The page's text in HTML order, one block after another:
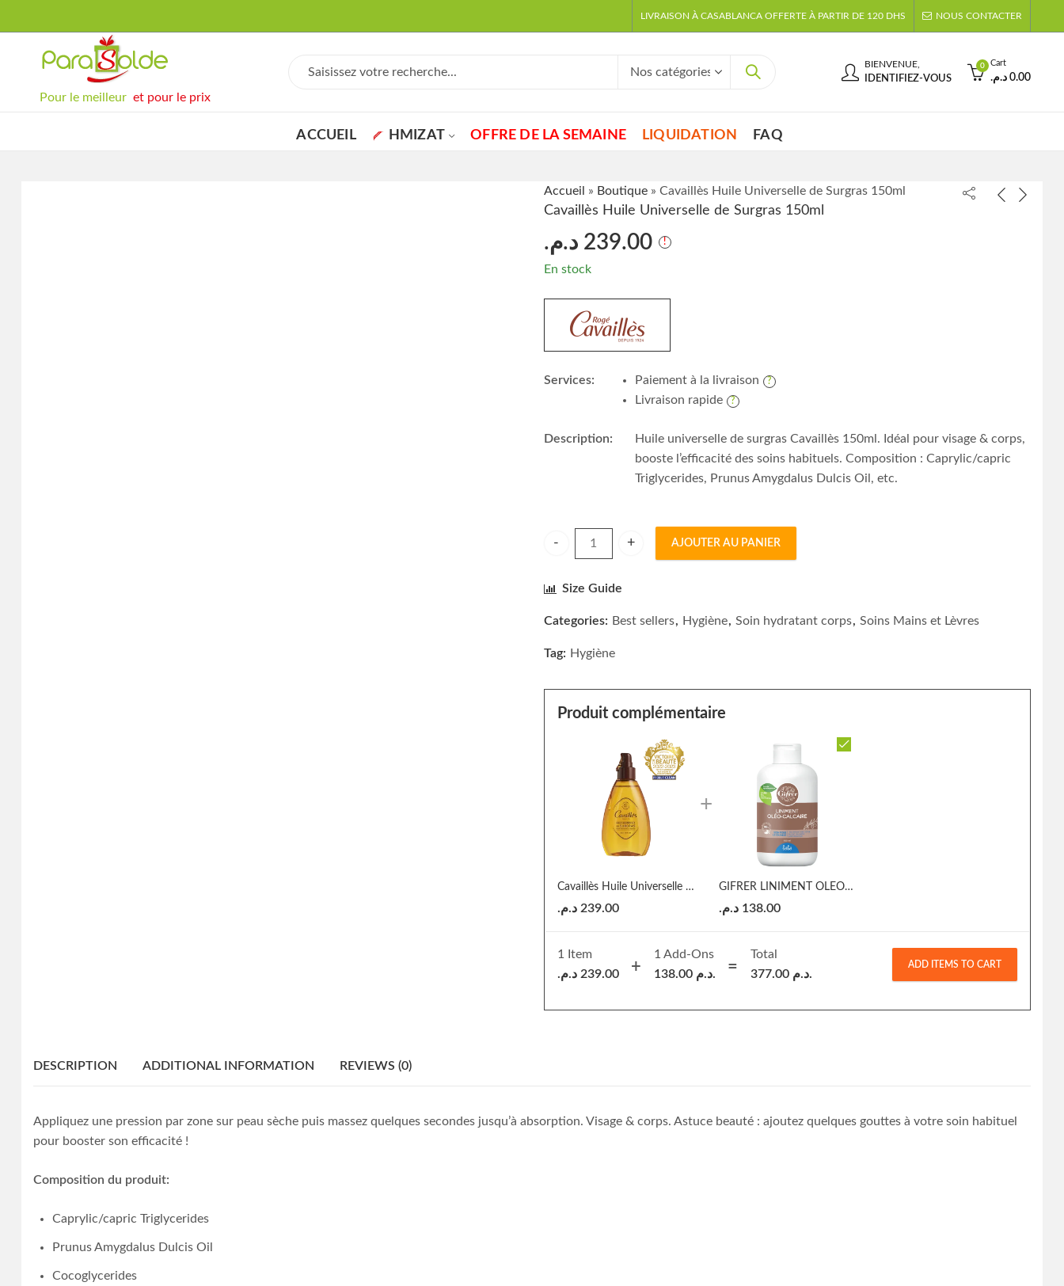
LIVRAISON À CASABLANCA OFFERTE À PARTIR DE 120 DHS NOUS CONTACTER
Pour le meilleur et pour le prix
BIENVENUE,
IDENTIFIEZ-VOUS
0 Cart
0.00 د.م.
ACCUEIL HMIZAT OFFRE DE LA SEMAINE LIQUIDATION FAQ
Accueil » Boutique» Cavaillès Huile Universelle de Surgras 150ml
Cavaillès Huile Universelle de Surgras 150ml
239.00 د.م.
En stock
Services:
Paiement à la livraison
Livraison rapide
Description:
Huile universelle de surgras Cavaillès 150ml. Idéal pour visage & corps,
booste l’efficacité des soins habituels. Composition : Caprylic/capric
Triglycerides, Prunus Amygdalus Dulcis Oil, etc.
AJOUTER AU PANIER
Size Guide
Categories: Best sellers, Hygiène, Soin hydratant corps, Soins Mains et Lèvres
Tag: Hygiène
Produit complémentaire
Cavaillès Huile Universelle de Surgras 150ml
239.00 د.م.
GIFRER LINIMENT OLEO-CALCAIRE
138.00 د.م.
1 Item
239.00 د.م.
1 Add-Ons
138.00
د.م.
Total
377.00
د.م.
ADD ITEMS TO CART
DESCRIPTION ADDITIONAL INFORMATION REVIEWS (0)
Appliquez une pression par zone sur peau sèche puis massez quelques secondes jusqu’à absorption. Visage & corps. Astuce beauté : ajoutez quelques gouttes à votre soin habituel
pour booster son efficacité !
Composition du produit:
Caprylic/capric Triglycerides
Prunus Amygdalus Dulcis Oil
Cocoglycerides